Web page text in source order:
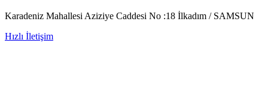
Karadeniz Mahallesi Aziziye Caddesi No :18 İlkadım / SAMSUN
Hızlı İletişim